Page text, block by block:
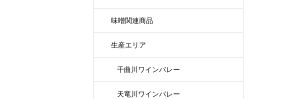
味噌関連商品
生産エリア
千曲川ワインバレー
天竜川ワインバレー